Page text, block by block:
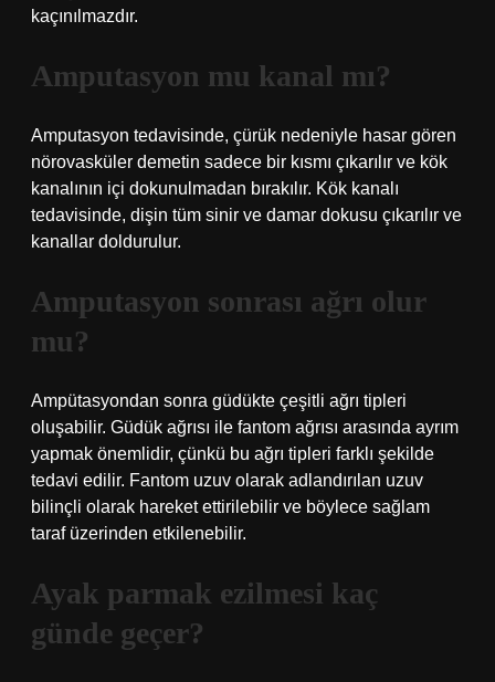
kaçınılmazdır.
Amputasyon mu kanal mı?
Amputasyon tedavisinde, çürük nedeniyle hasar gören
nörovasküler demetin sadece bir kısmı çıkarılır ve kök
kanalının içi dokunulmadan bırakılır. Kök kanalı
tedavisinde, dişin tüm sinir ve damar dokusu çıkarılır ve
kanallar doldurulur.
Amputasyon sonrası ağrı olur
mu?
Ampütasyondan sonra güdükte çeşitli ağrı tipleri
oluşabilir. Güdük ağrısı ile fantom ağrısı arasında ayrım
yapmak önemlidir, çünkü bu ağrı tipleri farklı şekilde
tedavi edilir. Fantom uzuv olarak adlandırılan uzuv
bilinçli olarak hareket ettirilebilir ve böylece sağlam
taraf üzerinden etkilenebilir.
Ayak parmak ezilmesi kaç
günde geçer?